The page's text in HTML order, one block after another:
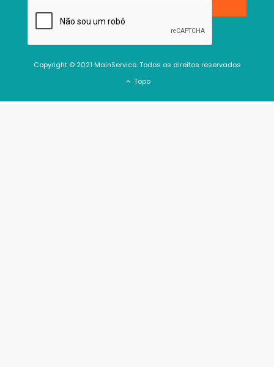
Copyright © 2021 MainService. Todos os direitos reservados
Topo